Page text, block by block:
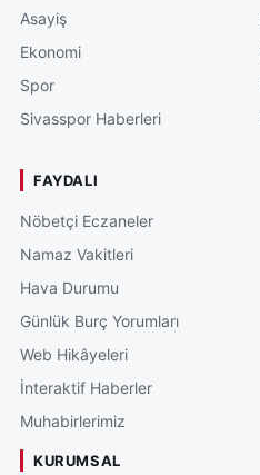
Asayiş
Ekonomi
Spor
Sivasspor Haberleri
FAYDALI
Nöbetçi Eczaneler
Namaz Vakitleri
Hava Durumu
Günlük Burç Yorumları
Web Hikâyeleri
İnteraktif Haberler
Muhabirlerimiz
KURUMSAL